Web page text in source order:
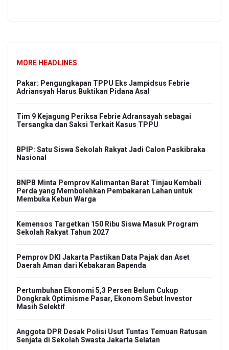
MORE HEADLINES
Pakar: Pengungkapan TPPU Eks Jampidsus Febrie
Adriansyah Harus Buktikan Pidana Asal
Tim 9 Kejagung Periksa Febrie Adransayah sebagai
Tersangka dan Saksi Terkait Kasus TPPU
BPIP: Satu Siswa Sekolah Rakyat Jadi Calon Paskibraka
Nasional
BNPB Minta Pemprov Kalimantan Barat Tinjau Kembali
Perda yang Membolehkan Pembakaran Lahan untuk
Membuka Kebun Warga
Kemensos Targetkan 150 Ribu Siswa Masuk Program
Sekolah Rakyat Tahun 2027
Pemprov DKI Jakarta Pastikan Data Pajak dan Aset
Daerah Aman dari Kebakaran Bapenda
Pertumbuhan Ekonomi 5,3 Persen Belum Cukup
Dongkrak Optimisme Pasar, Ekonom Sebut Investor
Masih Selektif
Anggota DPR Desak Polisi Usut Tuntas Temuan Ratusan
Senjata di Sekolah Swasta Jakarta Selatan